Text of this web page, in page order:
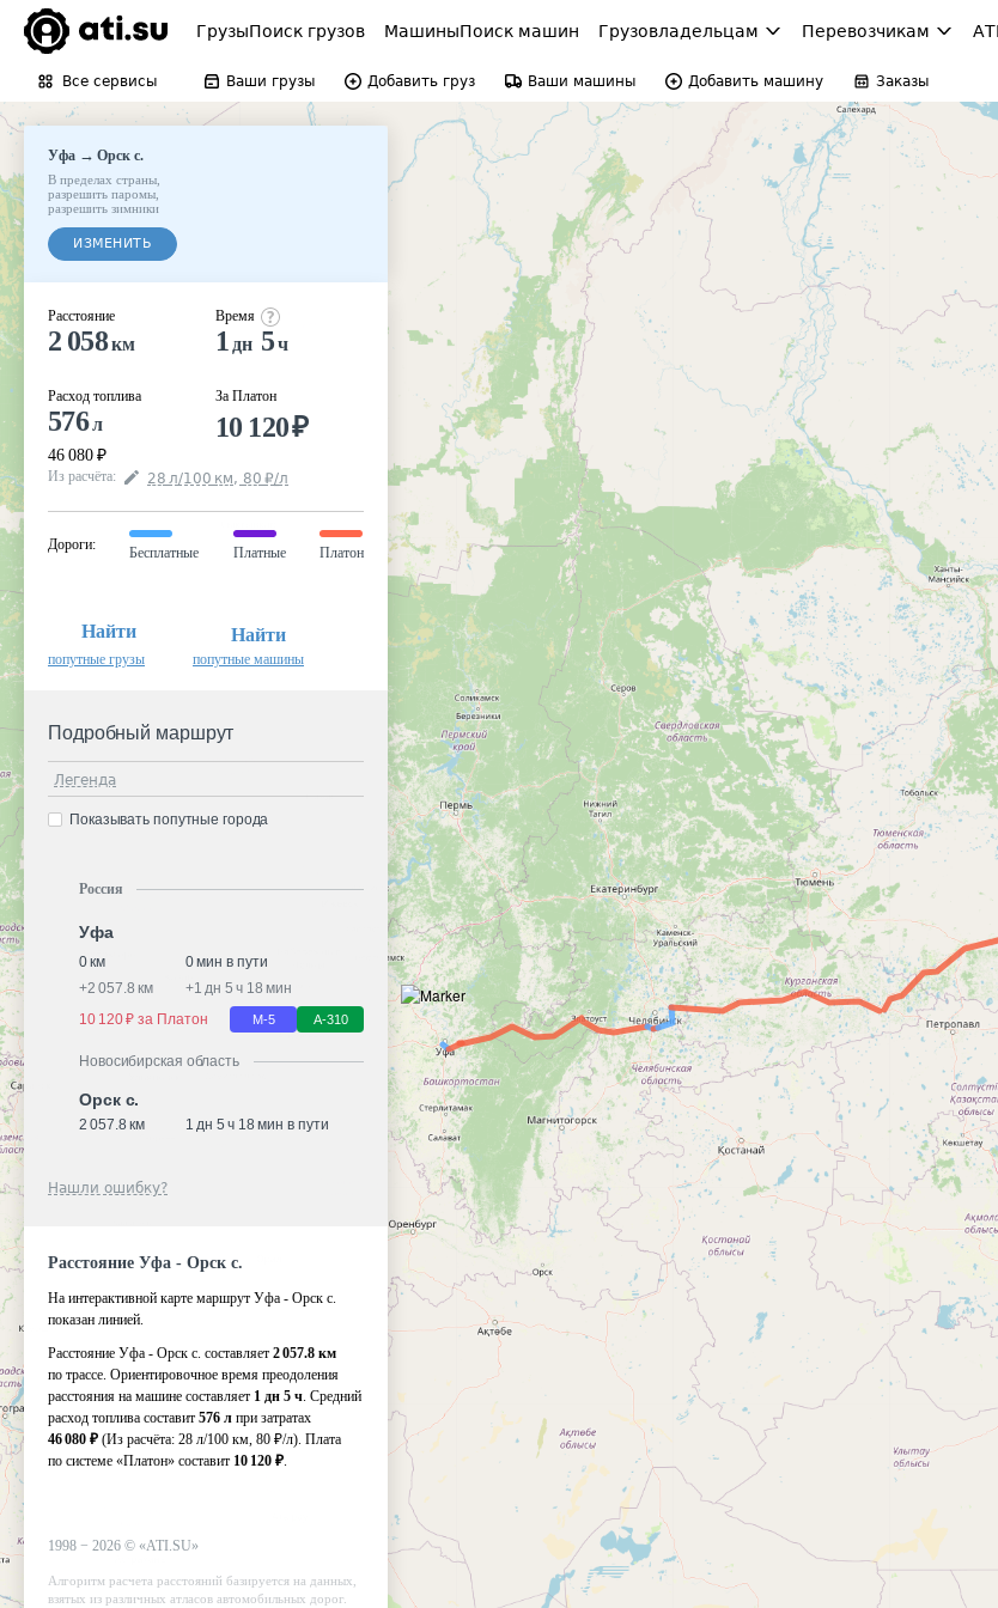
ГрузыПоиск грузов МашиныПоиск машин Грузовладельцам Перевозчикам
Все сервисы Ваши грузы Добавить груз Ваши машины Добавить машину Заказы
Уфа→Орск с.
В пределах страны
разрешить паромы
разрешить зимники
ИЗМЕНИТЬ
Расстояние
2 058км
Расход топлива
576л
46 080 ₽
Время
1 дн 5 ч
За Платон
10 120₽
Из расчёта: 28 л/100 км, 80 ₽/л
Дороги:
Бесплатные Платные Платон
Найти
попутные грузы
Найти
попутные машины
Подробный маршрут
Легенда
Показывать попутные города
Россия
Уфа
0 км
0 мин в пути
+2 057.8 км +1 дн 5 ч 18 мин
10 120 ₽ за Платон
М-5 А-310
Новосибирская область
Орск с.
2 057.8 км 1 дн 5 ч 18 мин в пути
Нашли ошибку?
Расстояние Уфа - Орск с.
На интерактивной карте маршрут Уфа - Орск с.
показан линией.
Расстояние Уфа - Орск с. составляет 2 057.8 км
по трассе. Ориентировочное время преодоления
расстояния на машине составляет 1 дн 5 ч. Средний
расход топлива составит 576 л при затратах
46 080 ₽ (Из расчёта: 28 л/100 км, 80 ₽/л). Плата
по системе «Платон» составит 10 120 ₽.
1998 − 2026 © «ATI.SU»
Алгоритм расчета расстояний базируется на данных,
взятых из различных атласов автомобильных дорог.